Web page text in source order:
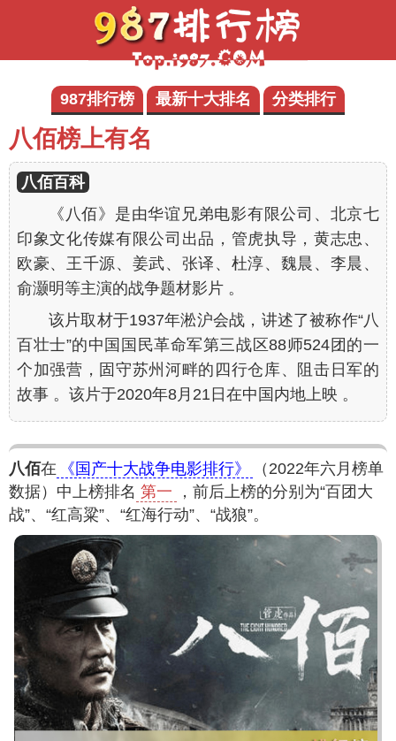
987排行榜 最新十大排名 分类排行
八佰榜上有名
八佰百科
《八佰》是由华谊兄弟电影有限公司、北京七
印象文化传媒有限公司出品，管虎执导，黄志忠、
欧豪、王千源、姜武、张译、杜淳、魏晨、李晨、
俞灏明等主演的战争题材影片 。
该片取材于1937年淞沪会战，讲述了被称作“八
百壮士”的中国国民革命军第三战区88师524团的一
个加强营，固守苏州河畔的四行仓库、阻击日军的
故事 。该片于2020年8月21日在中国内地上映 。
八佰在 《国产十大战争电影排行》
（2022年六月榜单
数据）中上榜排名 第一
，前后上榜的分别为“百团大
战”、“红高粱”、“红海行动”、“战狼”。